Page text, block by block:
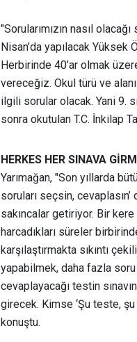
"Sorularımızın nasıl
Nisan’da yapılacak Yüksek
Herbirinde 40’ar olmak
vereceğiz. Okul türü ve
ilgili sorular olacak. Yani 9.
sonra okutulan T.C. İnkilap
HERKES HER SINAVA
Yarımağan, "Son yıllarda
soruları seçsin,
sakıncalar getiriyor. Bir
harcadıkları süreler
karşılaştırmakta sıkıntı
yapabilmek, daha fazla
cevaplayacağı testin
girecek. Kimse ‘Şu teste,
konuştu.